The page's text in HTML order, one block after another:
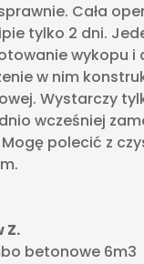
Cała
tylko 2 dni.
wykopu i
w nim
Wystarczy
wcześniej
polecić z
Z.
betonowe 6m3